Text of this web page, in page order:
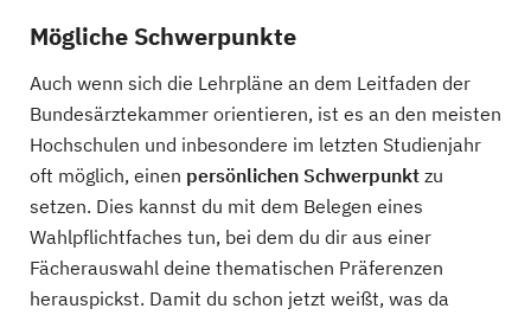
Mögliche Schwerpunkte
Auch wenn sich die Lehrpläne an dem Leitfaden der
Bundesärztekammer orientieren, ist es an den meisten
Hochschulen und inbesondere im letzten Studienjahr
oft möglich, einen persönlichen Schwerpunkt zu
setzen. Dies kannst du mit dem Belegen eines
Wahlpflichtfaches tun, bei dem du dir aus einer
Fächerauswahl deine thematischen Präferenzen
herauspickst. Damit du schon jetzt weißt, was da